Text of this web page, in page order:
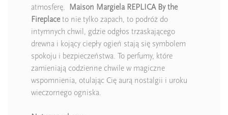
atmosferę.
Maison Margiela REPLICA By the
Fireplaceto nie tylko zapach, to podróż do
intymnych chwil, gdzie odgłos trzaskającego
drewna i kojący ciepły ogień stają się symbolem
spokoju i bezpieczeństwa. To perfumy, które
zamieniają codzienne chwile w magiczne
wspomnienia, otulając Cię aurą nostalgii i uroku
wieczornego ogniska.